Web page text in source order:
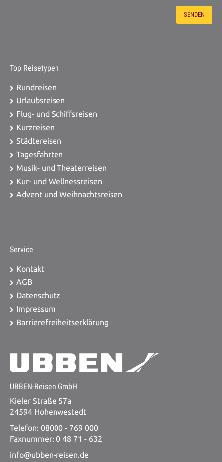
Top Reisetypen
Rundreisen
Urlaubsreisen
Flug- und Schiffsreisen
Kurzreisen
Städtereisen
Tagesfahrten
Musik- und Theaterreisen
Kur- und Wellnessreisen
Advent und Weihnachtsreisen
Service
Kontakt
AGB
Datenschutz
Impressum
Barrierefreiheitserklärung
UBBEN-Reisen GmbH
Kieler Straße 57a
24594 Hohenwestedt
Telefon: 08000 - 769 000
Faxnummer: 0 48 71 - 632
info@ubben-reisen.de